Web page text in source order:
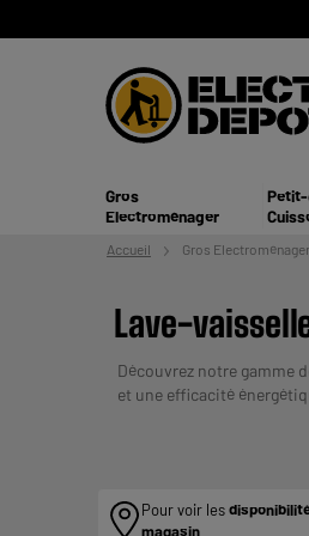
Gros
Electroménager
Petit-
Accueil Gros Electroménager
Lave-
Découvrez notre gamme
et une efficacité
Pour voir les
magasin